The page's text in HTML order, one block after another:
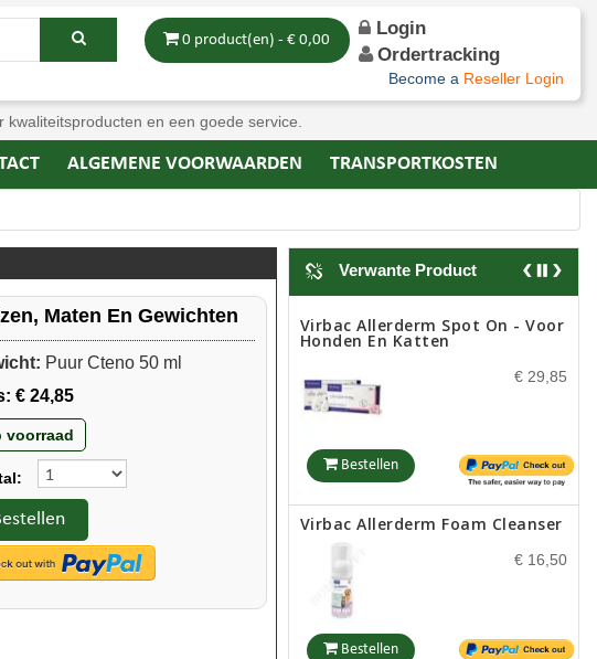
0 product(en) - € 0,00
Login
Ordertracking
Become a Reseller Login
kwaliteitsproducten en een goede service.
ALGEMENE VOORWAARDEN TRANSPORTKOSTEN
Maten En Gewichten
Puur Cteno 50 ml
€ 24,85
voorraad
Verwante Product
Virbac Allerderm Spot On - Voor
Honden En Katten
€ 29,85
Bestellen
Virbac Allerderm Foam Cleanser
€ 16,50
Bestellen